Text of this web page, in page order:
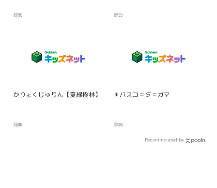
辞典 辞典
かりょくじゅりん【夏緑樹林】
辞典
＊バスコ＝ダ＝ガマ
辞典
Recommended by